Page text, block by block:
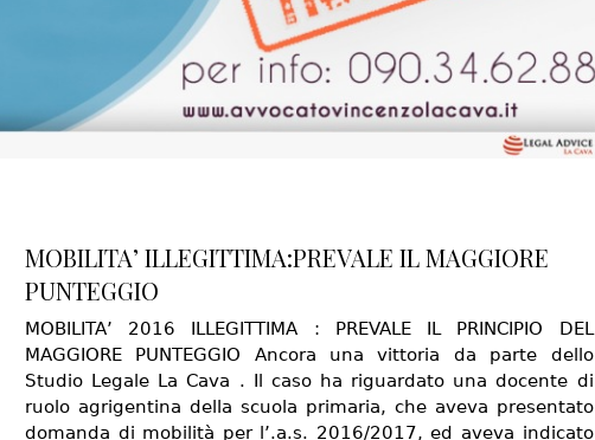
MOBILITA’ ILLEGITTIMA:PREVALE IL MAGGIORE
PUNTEGGIO
MOBILITA’ 2016 ILLEGITTIMA : PREVALE IL PRINCIPIO DEL
MAGGIORE PUNTEGGIO Ancora una vittoria da parte dello
Studio Legale La Cava . Il caso ha riguardato una docente di
ruolo agrigentina della scuola primaria, che aveva presentato
domanda di mobilità per l’.a.s. 2016/2017, ed aveva indicato